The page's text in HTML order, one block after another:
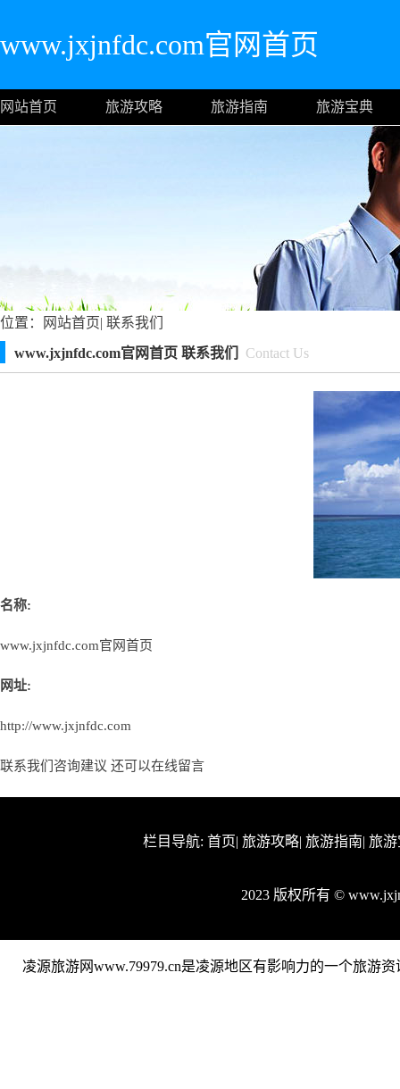
www.jxjnfdc.com官网首页
网站首页 旅游攻略 旅游指南 旅游宝典
位置： 网站首页| 联系我们
www.jxjnfdc.com官网首页 联系我们
Contact Us
名称:
www.jxjnfdc.com官网首页
网址:
http://www.jxjnfdc.com
联系我们咨询建议 还可以在线留言
栏目导航: 首页| 旅游攻略| 旅游指南| 旅
2023 版权所有 ©
凌源旅游网www.79979.cn是凌源地区有影响力的一个旅游